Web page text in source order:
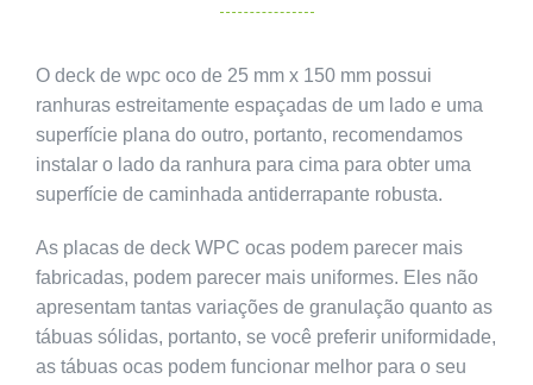
O deck de wpc oco de 25 mm x 150 mm possui
ranhuras estreitamente espaçadas de um lado e uma
superfície plana do outro, portanto, recomendamos
instalar o lado da ranhura para cima para obter uma
superfície de caminhada antiderrapante robusta.
As placas de deck WPC ocas podem parecer mais
fabricadas, podem parecer mais uniformes. Eles não
apresentam tantas variações de granulação quanto as
tábuas sólidas, portanto, se você preferir uniformidade,
as tábuas ocas podem funcionar melhor para o seu